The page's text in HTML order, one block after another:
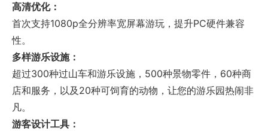
高清优化：
首次支持1080p全分辨率宽屏幕游玩，提升PC硬件兼容
性。
多样游乐设施：
超过300种过山车和游乐设施，500种景物零件，60种商
店和服务，以及20种可饲育的动物，让您的游乐园热闹非
凡。
游客设计工具：